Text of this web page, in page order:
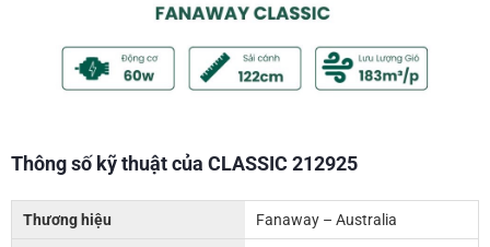
Thông số kỹ thuật của CLASSIC 212925
Thương hiệu Fanaway – Australia